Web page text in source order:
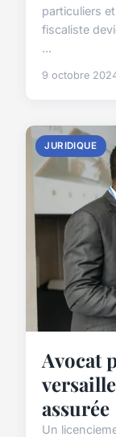
particuliers
fiscaliste
...
9 octobre
JURIDIQUE
Avocat
assurée
Un